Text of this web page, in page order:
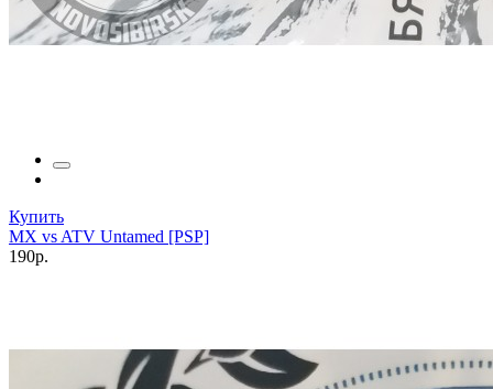
Купить
MX vs ATV Untamed [PSP]
190р.